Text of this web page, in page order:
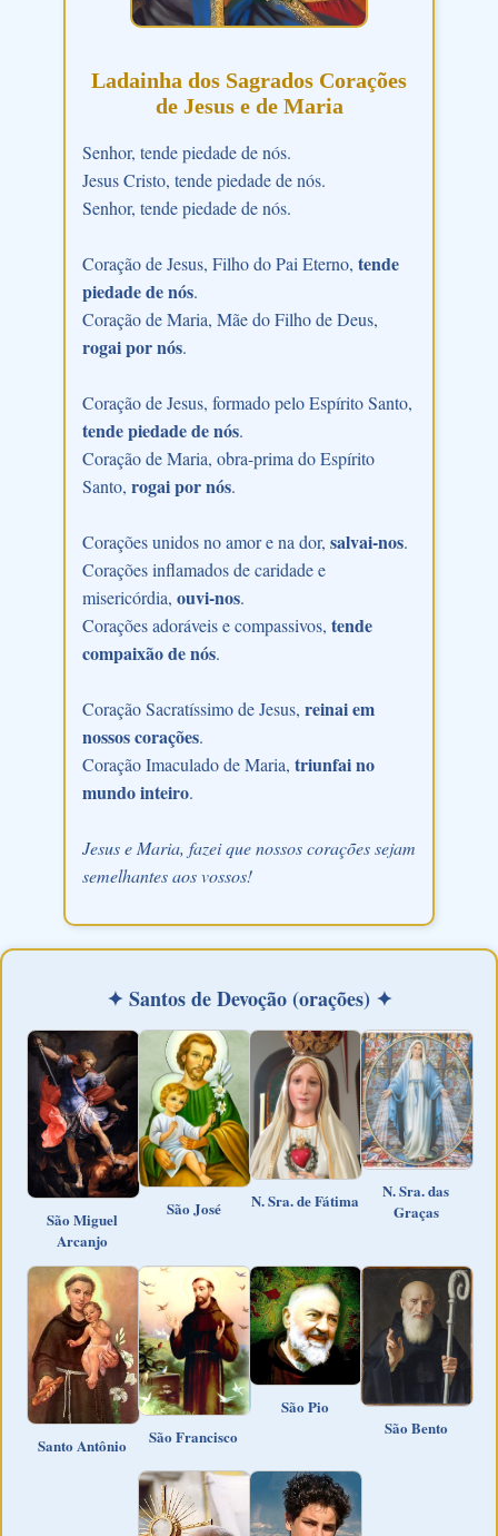
Ladainha dos Sagrados Corações
de Jesus e de Maria
Senhor, tende piedade de nós.
Jesus Cristo, tende piedade de nós.
Senhor, tende piedade de nós.
Coração de Jesus, Filho do Pai Eterno, tende
piedade de nós.
Coração de Maria, Mãe do Filho de Deus,
rogai por nós.
Coração de Jesus, formado pelo Espírito Santo,
tende piedade de nós.
Coração de Maria, obra-prima do Espírito
Santo, rogai por nós.
Corações unidos no amor e na dor, salvai-nos.
Corações inflamados de caridade e
misericórdia, ouvi-nos.
Corações adoráveis e compassivos, tende
compaixão de nós.
Coração Sacratíssimo de Jesus, reinai em
nossos corações.
Coração Imaculado de Maria, triunfai no
mundo inteiro.
Jesus e Maria, fazei que nossos corações sejam
semelhantes aos vossos!
✦ Santos de Devoção (orações) ✦
São Miguel
Arcanjo
São José N. Sra. de Fátima
N. Sra. das
Graças
Santo Antônio São Francisco
São Pio
São Bento